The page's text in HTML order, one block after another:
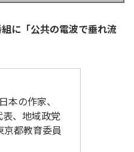
に「公共の電波で垂れ流
本の作家、
、地域政党
京都教育委員